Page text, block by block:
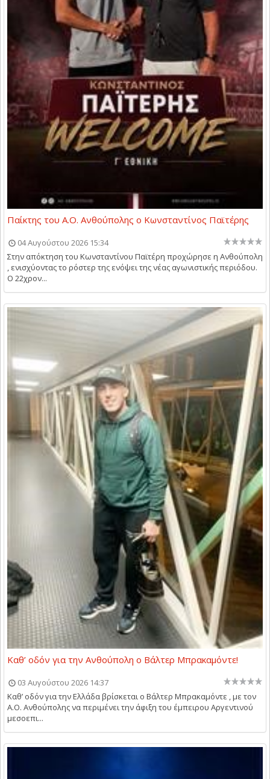
Παίκτης του Α.Ο. Ανθούπολης ο Κωνσταντίνος Παϊτέρης
04 Αυγούστου 2026 15:34
Στην απόκτηση του Κωνσταντίνου Παϊτέρη προχώρησε η Ανθούπολη
, ενισχύοντας το ρόστερ της ενόψει της νέας αγωνιστικής περιόδου.
Ο 22χρον...
Καθ’ οδόν για την Ανθούπολη ο Βάλτερ Μπρακαμόντε!
03 Αυγούστου 2026 14:37
Καθ’ οδόν για την Ελλάδα βρίσκεται ο Βάλτερ Μπρακαμόντε , με τον
Α.Ο. Ανθούπολης να περιμένει την άφιξη του έμπειρου Αργεντινού
μεσοεπι...